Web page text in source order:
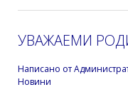
УВАЖАЕМИ
Написано от
Новини